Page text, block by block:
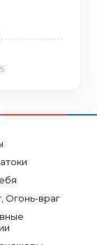
Огонь-враг